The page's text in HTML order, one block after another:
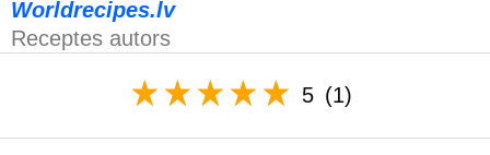
Worldrecipes.lv
Receptes autors
5 (1)